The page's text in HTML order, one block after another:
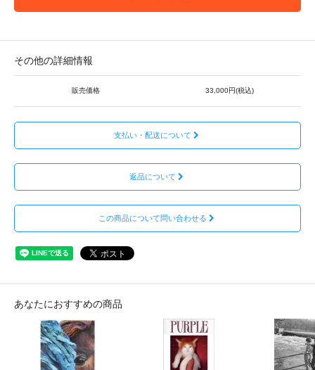
その他の詳細情報
販売価格 33,000円(税込)
支払い・配送について
返品について
この商品について問い合わせる
あなたにおすすめの商品